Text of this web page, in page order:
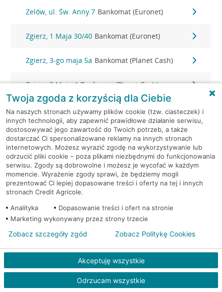
Zelów, ul. Św. Anny 7 Bankomat (Euronet)
Zgierz, 1 Maja 30/40 Bankomat (Euronet)
Zgierz, 3-go maja 5a Bankomat (Planet Cash)
Zgierz, 3 Maja 4 Bankomat (Planet Cash)
Zgierz, 3 Maja 4 Bankomat (Planet Cash)
Zgierz, Armii Krajowej 2 Bankomat (Planet Cash)
Zgierz, Tuwima 20 Bankomat (Planet Cash)
Zgierz, ul. 3 Maja 4 Bankomat (Euronet)
Zgierz, ul. 3 Maja 4 Bankomat (Euronet)
Zgierz, ul. Armii Krajowej 10 Bankomat (Euronet)
Zgierz, ul. Długa 7 Bankomat w placówce CA BP
Zgierz, ul. Długa 7 Bankomat w placówce CA BP
Twoja zgoda z korzyścią dla Ciebie
Na naszych stronach używamy plików cookie (tzw. ciasteczek) i
innych technologii, aby zapewnić prawidłowe działanie serwisu,
dostosowywać jego zawartość do Twoich potrzeb, a także
dostarczać Ci spersonalizowane reklamy na innych stronach
internetowych. Możesz wyrazić zgodę na wykorzystywanie lub
odrzucić pliki cookie – poza plikami niezbędnymi do funkcjonowania
serwisu. Zgody są dobrowolne i możesz je wycofać w każdym
momencie. Wyrażenie zgody sprawi, że będziemy mogli
prezentować Ci lepiej dopasowane treści i oferty na tej i innych
stronach Credit Agricole.
Analityka
Dopasowanie treści i ofert na stronie
Marketing wykonywany przez strony trzecie
Akceptuję wszystkie
Odrzucam wszystkie
Zobacz szczegóły zgód Zobacz Politykę Cookies